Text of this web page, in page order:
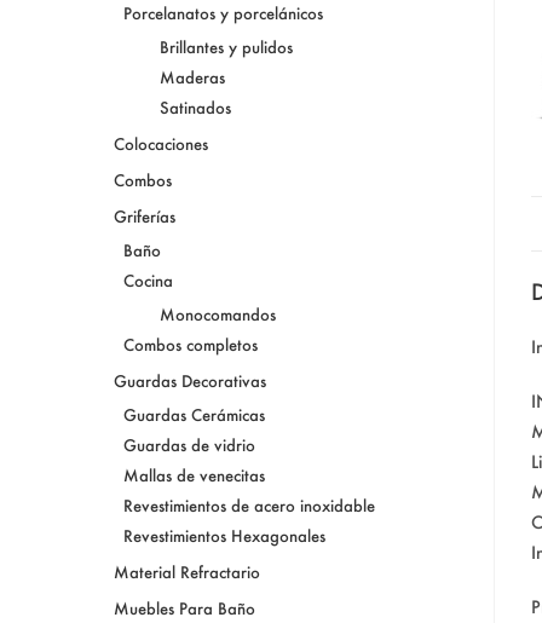
Porcelanatos y porcelánicos
Brillantes y pulidos
Maderas
Satinados
Colocaciones
Combos
Griferías
Baño
Cocina
Monocomandos
Combos completos
Guardas Decorativas
Guardas Cerámicas
Guardas de vidrio
Mallas de venecitas
Revestimientos de acero inoxidable
Revestimientos Hexagonales
Material Refractario
Muebles Para Baño